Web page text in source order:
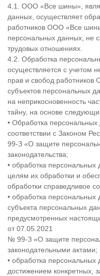
4.1. ООО «Все шины»,
данных, осуществляет
работников ООО «Все
персональных данных,
трудовых отношениях.
4.2. Обработка
осуществляется с учетом
прав и свобод
субъектов персональных
на неприкосновенность
тайну, на основе
• Обработка
соответствии с Законом
99-З «О защите
законодательства;
• обработка
целям их обработки и
обработки справедливое
• обработка персональных
субъекта персональных
предусмотренных
от 07.05.2021
№ 99-З «О защите
законодательными актами;
• обработка персональных
достижением конкретных,